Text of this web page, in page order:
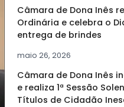
Câmara de Dona Inês
Ordinária e celebra o
entrega de brindes
maio 26, 2026
Câmara de Dona Inês
e realiza 1ª Sessão
Títulos de Cidadão